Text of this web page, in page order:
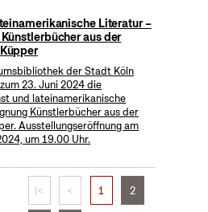
Literatur –
aus der
der Stadt Köln
23. Juni 2024 die
und lateinamerikanische
Künstlerbücher aus der
Ausstellungseröffnung am
um 19.00 Uhr.
|< < 1 2